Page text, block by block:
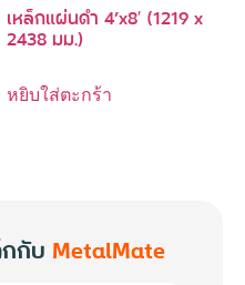
เหล็กแผ่นดำ 4’x8′ (1219 x
2438 มม.)
หยิบใส่ตะกร้า
กกับ MetalMate